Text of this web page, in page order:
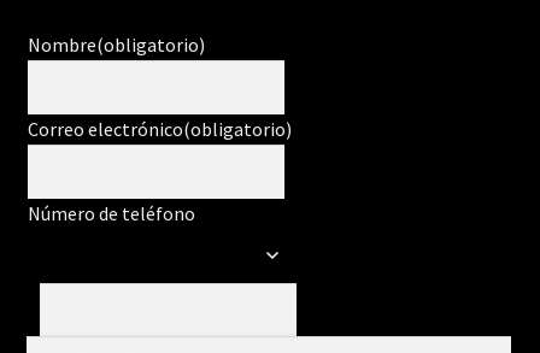
Nombre(obligatorio)
Correo electrónico(obligatorio)
Número de teléfono